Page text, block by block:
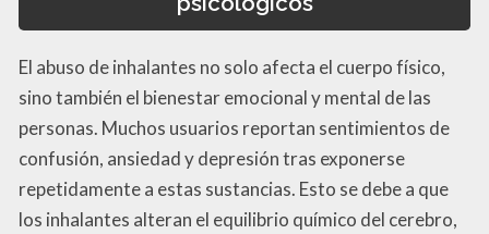
El abuso de inhalantes no solo afecta el cuerpo físico,
sino también el bienestar emocional y mental de las
personas. Muchos usuarios reportan sentimientos de
confusión, ansiedad y depresión tras exponerse
repetidamente a estas sustancias. Esto se debe a que
los inhalantes alteran el equilibrio químico del cerebro,